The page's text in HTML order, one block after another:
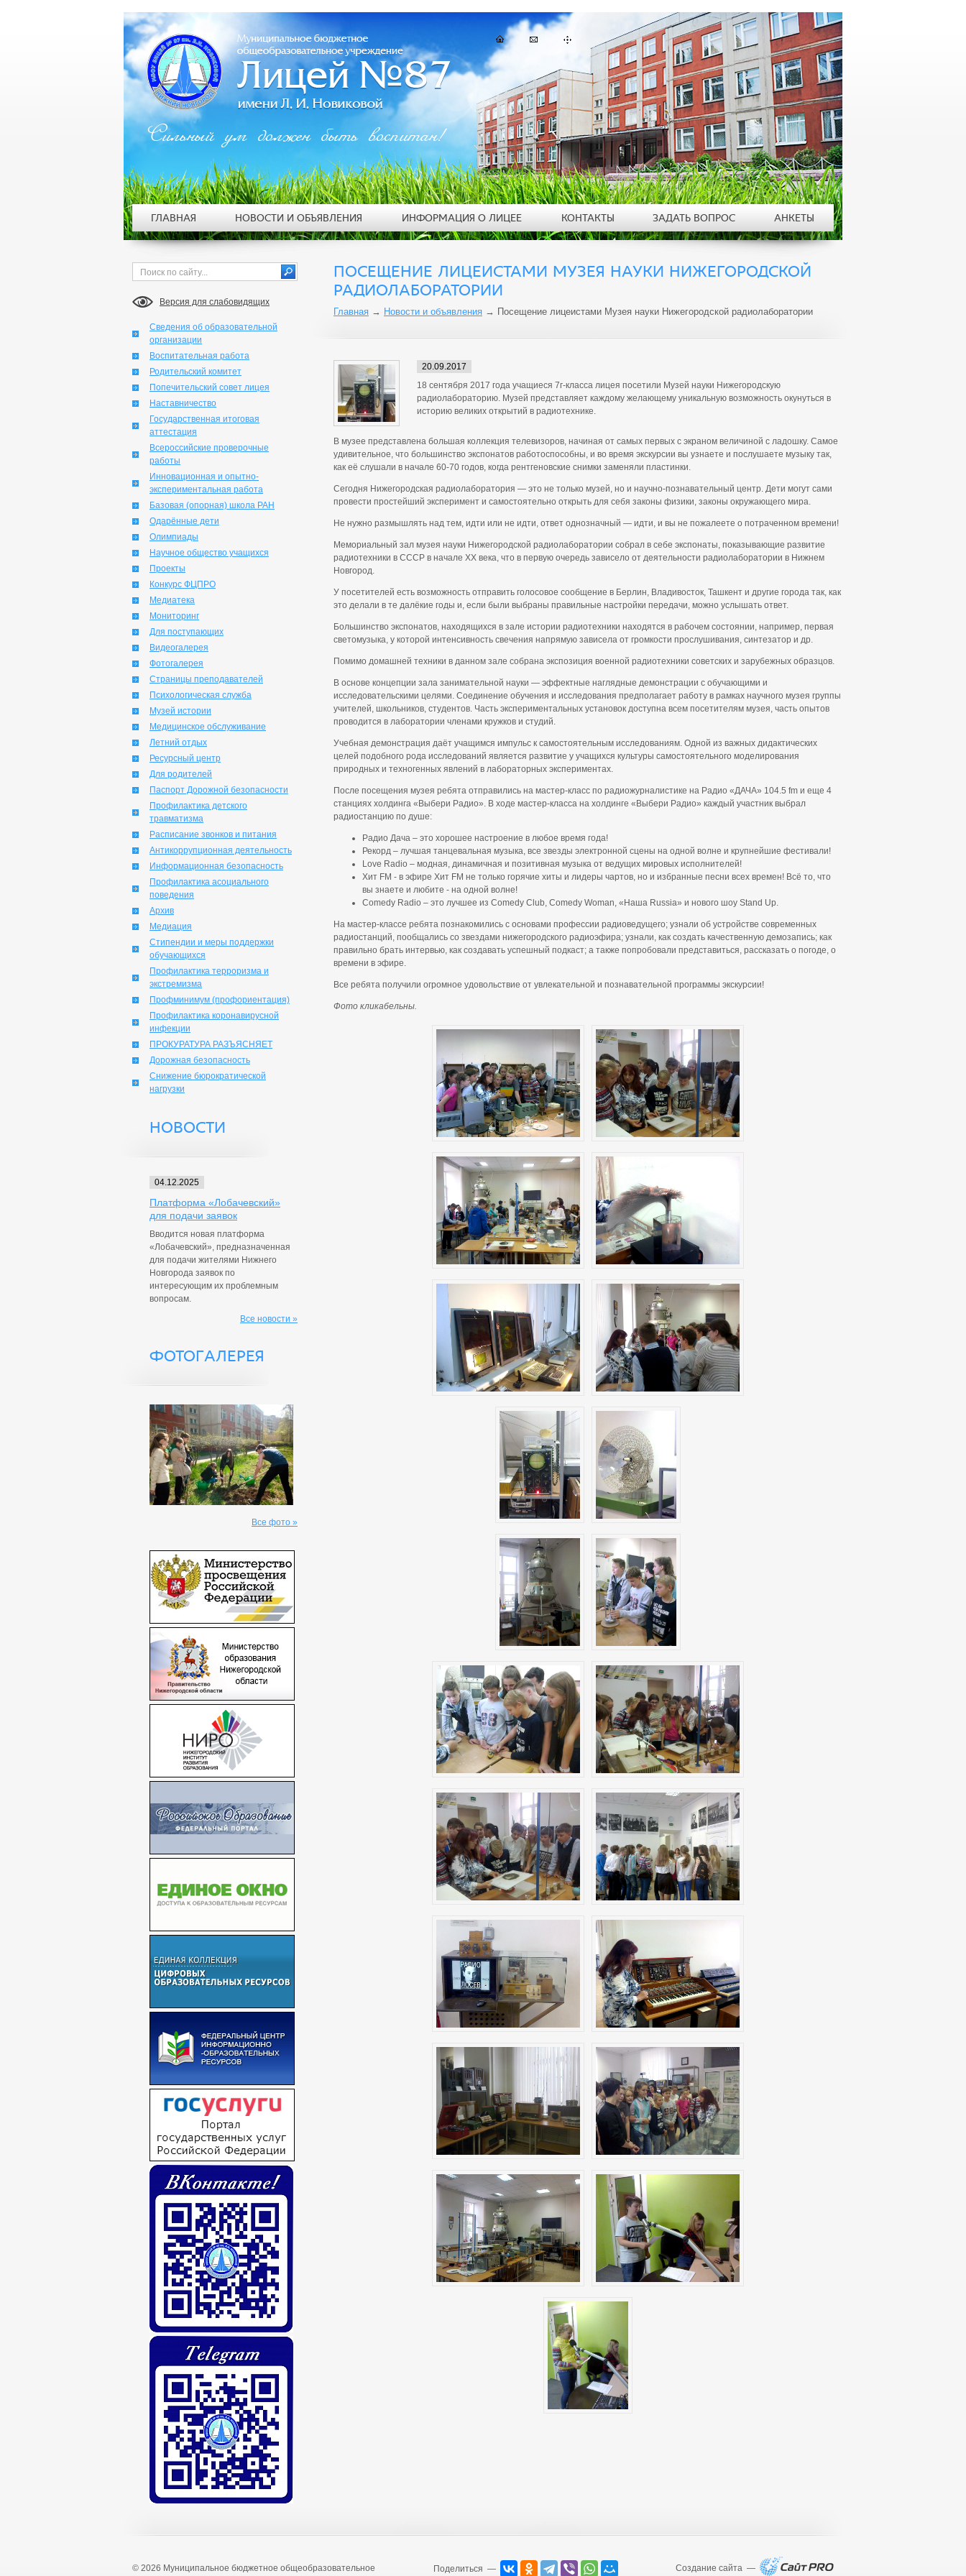
Версия для слабовидящих
Сведения об образовательной
организации
Воспитательная работа
Родительский комитет
Попечительский совет лицея
Наставничество
Государственная итоговая
аттестация
Всероссийские проверочные
работы
Инновационная и опытно-
экспериментальная работа
Базовая (опорная) школа РАН
Одарённые дети
Олимпиады
Научное общество учащихся
Проекты
Конкурс ФЦПРО
Медиатека
Мониторинг
Для поступающих
Видеогалерея
Фотогалерея
Страницы преподавателей
Психологическая служба
Музей истории
Медицинское обслуживание
Летний отдых
Ресурсный центр
Для родителей
Паспорт Дорожной безопасности
Профилактика детского
травматизма
Расписание звонков и питания
Антикоррупционная деятельность
Информационная безопасность
Профилактика асоциального
поведения
Архив
Медиация
Стипендии и меры поддержки
обучающихся
Профилактика терроризма и
экстремизма
Профминимум (профориентация)
Профилактика коронавирусной
инфекции
ПРОКУРАТУРА РАЗЪЯСНЯЕТ
Дорожная безопасность
Снижение бюрократической
нагрузки
НОВОСТИ
04.12.2025
Платформа «Лобачевский»
для подачи заявок
Вводится новая платформа
«Лобачевский», предназначенная
для подачи жителями Нижнего
Новгорода заявок по
интересующим их проблемным
вопросам.
Все новости »
ФОТОГАЛЕРЕЯ
Все фото »
ПОСЕЩЕНИЕ ЛИЦЕИСТАМИ МУЗЕЯ НАУКИ НИЖЕГОРОДСКОЙ
РАДИОЛАБОРАТОРИИ
Главная → Новости и объявления → Посещение лицеистами Музея науки Нижегородской радиолаборатории
20.09.2017
18 сентября 2017 года учащиеся 7г-класса лицея посетили Музей науки Нижегородскую
радиолабораторию. Музей представляет каждому желающему уникальную возможность окунуться в
историю великих открытий в радиотехнике.
В музее представлена большая коллекция телевизоров, начиная от самых первых с экраном величиной с ладошку. Самое
удивительное, что большинство экспонатов работоспособны, и во время экскурсии вы узнаете и послушаете музыку так,
как её слушали в начале 60-70 годов, когда рентгеновские снимки заменяли пластинки.
Сегодня Нижегородская радиолаборатория — это не только музей, но и научно-познавательный центр. Дети могут сами
провести простейший эксперимент и самостоятельно открыть для себя законы физики, законы окружающего мира.
Не нужно размышлять над тем, идти или не идти, ответ однозначный — идти, и вы не пожалеете о потраченном времени!
Мемориальный зал музея науки Нижегородской радиолаборатории собрал в себе экспонаты, показывающие развитие
радиотехники в СССР в начале XX века, что в первую очередь зависело от деятельности радиолаборатории в Нижнем
Новгород.
У посетителей есть возможность отправить голосовое сообщение в Берлин, Владивосток, Ташкент и другие города так, как
это делали в те далёкие годы и, если были выбраны правильные настройки передачи, можно услышать ответ.
Большинство экспонатов, находящихся в зале истории радиотехники находятся в рабочем состоянии, например, первая
светомузыка, у которой интенсивность свечения напрямую зависела от громкости прослушивания, синтезатор и др.
Помимо домашней техники в данном зале собрана экспозиция военной радиотехники советских и зарубежных образцов.
В основе концепции зала занимательной науки — эффектные наглядные демонстрации с обучающими и
исследовательскими целями. Соединение обучения и исследования предполагает работу в рамках научного музея группы
учителей, школьников, студентов. Часть экспериментальных установок доступна всем посетителям музея, часть опытов
проводится в лаборатории членами кружков и студий.
Учебная демонстрация даёт учащимся импульс к самостоятельным исследованиям. Одной из важных дидактических
целей подобного рода исследований является развитие у учащихся культуры самостоятельного моделирования
природных и техногенных явлений в лабораторных экспериментах.
После посещения музея ребята отправились на мастер-класс по радиожурналистике на Радио «ДАЧА» 104.5 fm и еще 4
станциях холдинга «Выбери Радио». В ходе мастер-класса на холдинге «Выбери Радио» каждый участник выбрал
радиостанцию по душе:
Радио Дача – это хорошее настроение в любое время года!
Рекорд – лучшая танцевальная музыка, все звезды электронной сцены на одной волне и крупнейшие фестивали!
Love Radio – модная, динамичная и позитивная музыка от ведущих мировых исполнителей!
Хит FM - в эфире Хит FM не только горячие хиты и лидеры чартов, но и избранные песни всех времен! Всё то, что
вы знаете и любите - на одной волне!
Comedy Radio – это лучшее из Comedy Club, Comedy Woman, «Наша Russia» и нового шоу Stand Up.
На мастер-классе ребята познакомились с основами профессии радиоведущего; узнали об устройстве современных
радиостанций, пообщались со звездами нижегородского радиоэфира; узнали, как создать качественную демозапись; как
правильно брать интервью, как создавать успешный подкаст; а также попробовали представиться, рассказать о погоде, о
времени в эфире.
Все ребята получили огромное удовольствие от увлекательной и познавательной программы экскурсии!
Фото кликабельны.
Сильный ум должен быть воспитан!
ГЛАВНАЯ НОВОСТИ И ОБЪЯВЛЕНИЯ ИНФОРМАЦИЯ О ЛИЦЕЕ КОНТАКТЫ ЗАДАТЬ ВОПРОС АНКЕТЫ
© 2026 Муниципальное бюджетное общеобразовательное Поделиться — Создание сайта —